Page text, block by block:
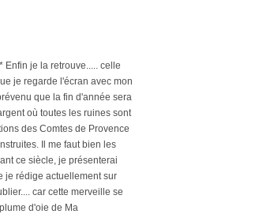
Enfin je la retrouve..... celle
je regarde l'écran avec mon
que la fin d'année sera
où toutes les ruines sont
des Comtes de Provence
Il me faut bien les
ce siècle, je présenterai
je rédige actuellement sur
car cette merveille se
d'oie de Ma